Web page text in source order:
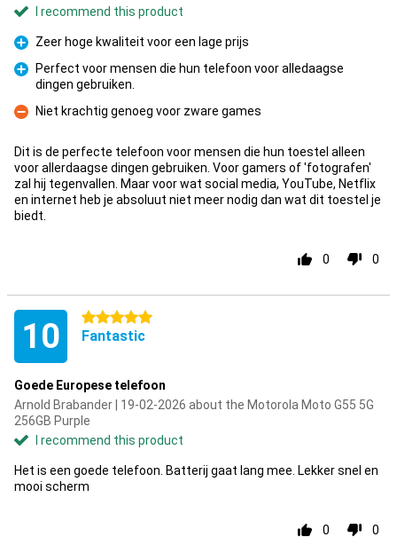
I recommend this product
Pro
Zeer hoge kwaliteit voor een lage prijs
Perfect voor mensen die hun telefoon voor alledaagse
dingen gebruiken.
Con
Niet krachtig genoeg voor zware games
Dit is de perfecte telefoon voor mensen die hun toestel alleen
voor allerdaagse dingen gebruiken. Voor gamers of 'fotografen'
zal hij tegenvallen. Maar voor wat social media, YouTube, Netflix
en internet heb je absoluut niet meer nodig dan wat dit toestel je
biedt.
0 0
10 5 stars
Fantastic
Goede Europese telefoon
Arnold Brabander | 19-02-2026 about the Motorola Moto G55 5G
256GB Purple
I recommend this product
Het is een goede telefoon. Batterij gaat lang mee. Lekker snel en
mooi scherm
0 0